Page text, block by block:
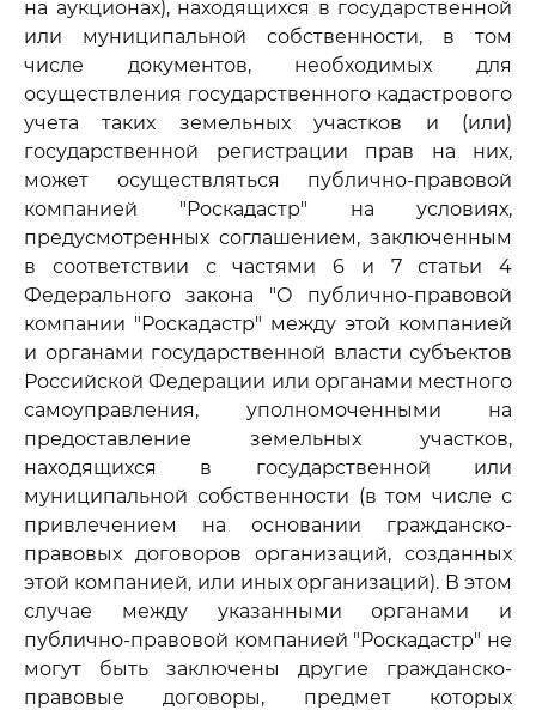
на аукционах), находящихся в государственной
или муниципальной собственности, в том
числе документов, необходимых для
осуществления государственного кадастрового
учета таких земельных участков и (или)
государственной регистрации прав на них,
может осуществляться публично-правовой
компанией "Роскадастр" на условиях,
предусмотренных соглашением, заключенным
в соответствии с частями 6 и 7 статьи 4
Федерального закона "О публично-правовой
компании "Роскадастр" между этой компанией
и органами государственной власти субъектов
Российской Федерации или органами местного
самоуправления, уполномоченными на
предоставление земельных участков,
находящихся в государственной или
муниципальной собственности (в том числе с
привлечением на основании гражданско-
правовых договоров организаций, созданных
этой компанией, или иных организаций). В этом
случае между указанными органами и
публично-правовой компанией "Роскадастр" не
могут быть заключены другие гражданско-
правовые договоры, предмет которых